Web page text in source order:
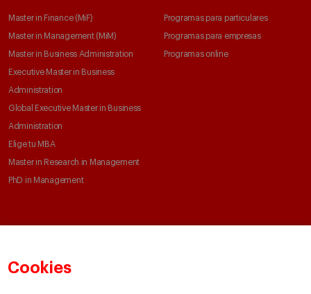
Cookies
Master in Finance (MiF)
Master in Management (MiM)
Master in Business Administration
Executive Master in Business
Administration
Global Executive Master in Business
Administration
Elige tu MBA
Master in Research in Management
PhD in Management
Programas para particulares
Programas para empresas
Programas online
Departamentos académicos